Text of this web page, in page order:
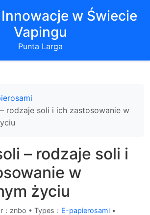
w Świecie
Vapingu
Punta Larga
rodzaje soli i ich zastosowanie w
– rodzaje soli i
w
życiu
：znbo • Types： E-papierosami •